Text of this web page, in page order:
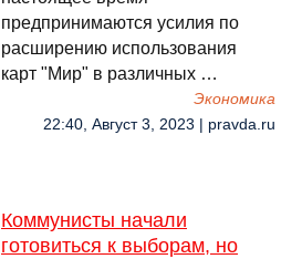
предпринимаются усилия по
расширению использования
карт "Мир" в различных …
Экономика
22:40, Август 3, 2023 | pravda.ru
Коммунисты начали
готовиться к выборам, но